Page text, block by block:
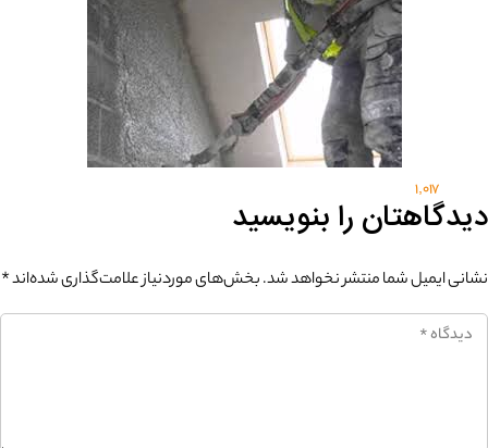
1,017
دیدگاهتان را بنویسید
نشانی ایمیل شما منتشر نخواهد شد.بخش‌های موردنیاز علامت‌گذاری شده‌اند*
0%